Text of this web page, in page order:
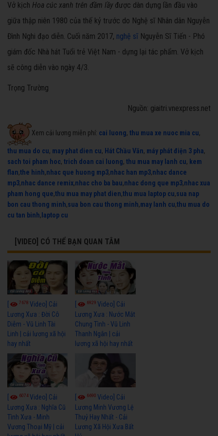
Vở kịch Hoa cúc xanh trên đầm lầy được dàn dựng lần đầu vào
giữa thập niên 1980 của thế kỷ trước do Nghệ sĩ Nhân dân Nguyễn
Đình Nghi đạo diễn. Cuối năm 2017, nghệ sĩ Nguyễn Sĩ Tiến - Phó
giám đốc Nhà hát Tuổi trẻ Việt Nam - dựng lại tác phẩm. Vở kịch
sẽ công diễn vào ngày 4/3.
Trọng Trường
Nguồn: giaitri.vnexpress.net
Xem cải lương miễn phí: cai luong, thu mua xe nuoc mia cu,
thu mua do cu, may phat dien cu, Hát Chầu Văn, máy phát điện 3 pha,
sach toi pham hoc, trich doan cai luong, thu mua may lanh cu, kem
flan,the hinh,nhac que huong mp3,nhac han mp3,nhac dance
mp3,nhac dance remix,nhac cho ba bau,nhac dong que mp3,nhac xua
pham hong que,thu mua may phat dien,thu mua laptop cu,sua nap
bon cau thong minh,sua bon cau thong minh,may lanh cu,thu mua do
cu tan binh, laptop cu
[VIDEO] CÓ THỂ BẠN QUAN TÂM
7678 Video] Cải
Lương Xưa : Đời Cô
Diễm - Vũ Linh Tài
Linh | cải lương xã hội
hay nhất
6929Video] Cải
Lương Xưa : Nước Mắt
Chung Tình - Vũ Linh
Thanh Ngân | cải
lương xã hội hay nhất
6074Video] Cải
Lương Xưa : Nghĩa Cũ
Tình Xưa - Minh
Vương Thoại Mỹ | cải
6690Video] Cải
Lương Minh Vương Lệ
Thuỷ Hay Nhất - Cải
Lương Xã Hội Xưa Bất